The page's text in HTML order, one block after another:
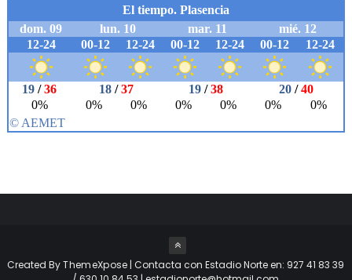
Created ByThemeXpose | Contacta con Estadio Norte en: 927 41 83 39